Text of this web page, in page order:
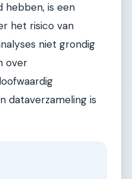
hebben, is een
het risico van
niet grondig
over
dataverzameling is